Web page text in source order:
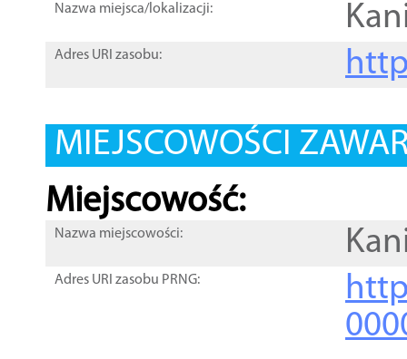
Nazwa miejsca/lokalizacji:
Adres URI zasobu:
MIEJSCOWOŚCI
Miejscowość:
Nazwa miejscowości:
Adres URI zasobu PRNG: